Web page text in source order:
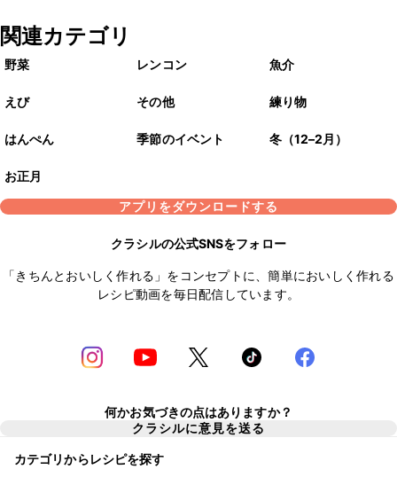
関連カテゴリ
野菜 レンコン 魚介
えび その他 練り物
はんぺん 季節のイベント 冬（12–2月）
お正月
アプリをダウンロードする
クラシルの公式SNSをフォロー
「きちんとおいしく作れる」をコンセプトに、簡単においしく作れる
レシピ動画を毎日配信しています。
何かお気づきの点はありますか？
クラシルに意見を送る
カテゴリからレシピを探す